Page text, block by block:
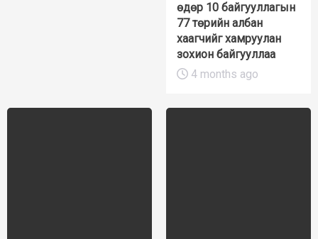
өдөр 10 байгууллагын
77 төрийн албан
хаагчийг хамруулан
зохион байгууллаа
4 months ago